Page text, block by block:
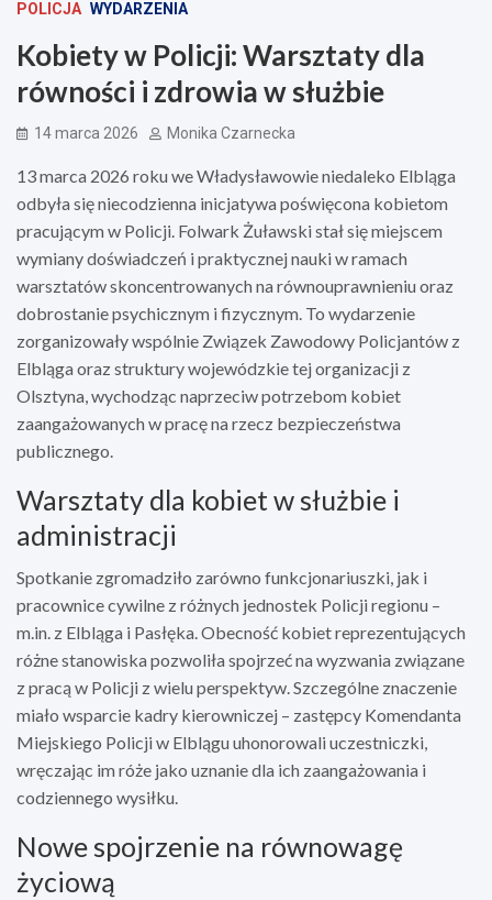
POLICJA WYDARZENIA
Kobiety w Policji: Warsztaty dla
równości i zdrowia w służbie
14 marca 2026 Monika Czarnecka
13 marca 2026 roku we Władysławowie niedaleko Elbląga
odbyła się niecodzienna inicjatywa poświęcona kobietom
pracującym w Policji. Folwark Żuławski stał się miejscem
wymiany doświadczeń i praktycznej nauki w ramach
warsztatów skoncentrowanych na równouprawnieniu oraz
dobrostanie psychicznym i fizycznym. To wydarzenie
zorganizowały wspólnie Związek Zawodowy Policjantów z
Elbląga oraz struktury wojewódzkie tej organizacji z
Olsztyna, wychodząc naprzeciw potrzebom kobiet
zaangażowanych w pracę na rzecz bezpieczeństwa
publicznego.
Warsztaty dla kobiet w służbie i
administracji
Spotkanie zgromadziło zarówno funkcjonariuszki, jak i
pracownice cywilne z różnych jednostek Policji regionu –
m.in. z Elbląga i Pasłęka. Obecność kobiet reprezentujących
różne stanowiska pozwoliła spojrzeć na wyzwania związane
z pracą w Policji z wielu perspektyw. Szczególne znaczenie
miało wsparcie kadry kierowniczej – zastępcy Komendanta
Miejskiego Policji w Elblągu uhonorowali uczestniczki,
wręczając im róże jako uznanie dla ich zaangażowania i
codziennego wysiłku.
Nowe spojrzenie na równowagę
życiową